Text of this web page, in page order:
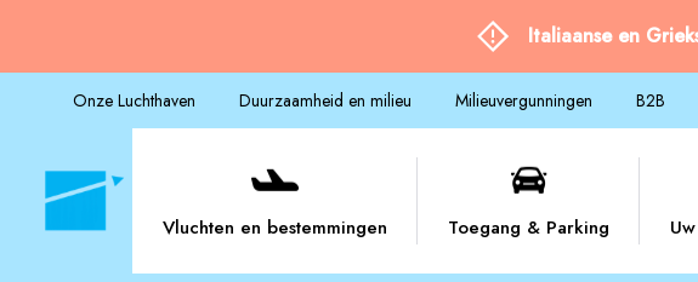
Italiaanse en
Onze Luchthaven Duurzaamheid en milieu Milieuvergunningen B2B
Vluchten en bestemmingen Toegang & Parking